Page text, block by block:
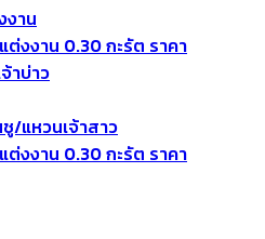
งาน
ต่งงาน 0.30 กะรัต ราคา
าบ่าว
/แหวนเจ้าสาว
ต่งงาน 0.30 กะรัต ราคา